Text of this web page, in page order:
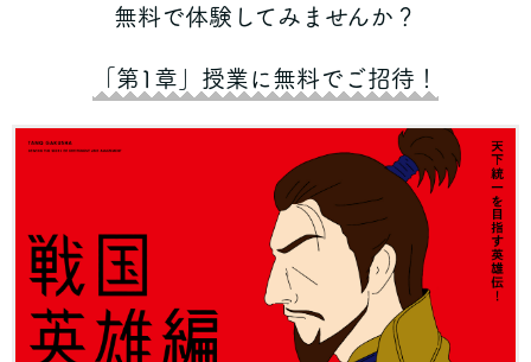
無料で体験してみませんか？
「第1章」授業に無料でご招待！